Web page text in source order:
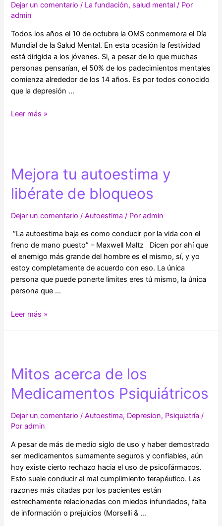
depresión
Dejar un comentario / La fundación, salud mental / Por
admin
Todos los años el 10 de octubre la OMS conmemora el Día
Mundial de la Salud Mental. En esta ocasión la festividad
está dirigida a los jóvenes. Si, a pesar de lo que muchas
personas pensarían, el 50% de los padecimientos mentales
comienza alrededor de los 14 años. Es por todos conocido
que la depresión …
La
jóvenes
en
un
en
Leer más »
Mejora tu autoestima y
libérate de bloqueos
Dejar un comentario /Autoestima / Poradmin
“La autoestima baja es como conducir por la vida con el
freno de mano puesto” – Maxwell Maltz Dicen por ahí que
el enemigo más grande del hombre es el mismo, sí, y yo
estoy completamente de acuerdo con eso. La única
persona que puede ponerte limites eres tú mismo, la única
persona que …
Mejora
de
bloqueos
Leer más »
Mitos acerca de los
Medicamentos Psiquiátricos
Dejar un comentario /Autoestima, Depresion, Psiquiatría /
Poradmin
A pesar de más de medio siglo de uso y haber demostrado
ser medicamentos sumamente seguros y confiables, aún
hoy existe cierto rechazo hacia el uso de psicofármacos.
Esto suele conducir al mal cumplimiento terapéutico. Las
razones más citadas por los pacientes están
estrechamente relacionadas con miedos infundados, falta
de información o prejuicios (Morselli & …